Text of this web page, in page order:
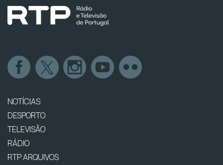
NOTÍCIAS
DESPORTO
TELEVISÃO
RÁDIO
RTP ARQUIVOS